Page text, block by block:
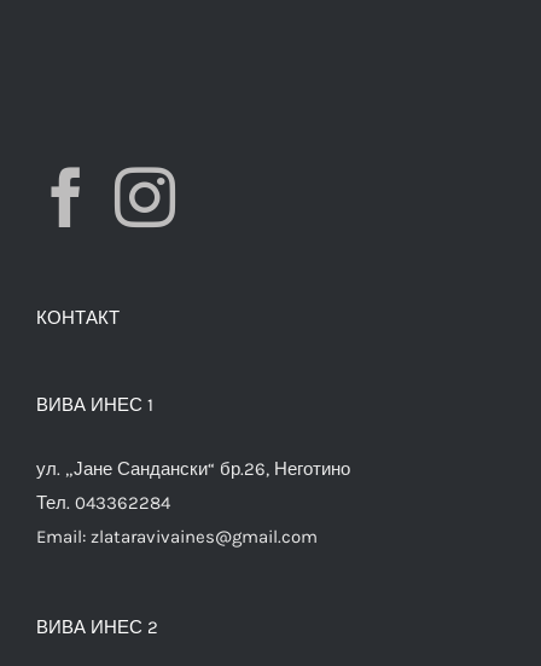
КОНТАКТ
ВИВА ИНЕС 1
ул. „Јане Сандански“ бр.26, Неготино
Тел. 043362284
Email: zlataravivaines@gmail.com
ВИВА ИНЕС 2